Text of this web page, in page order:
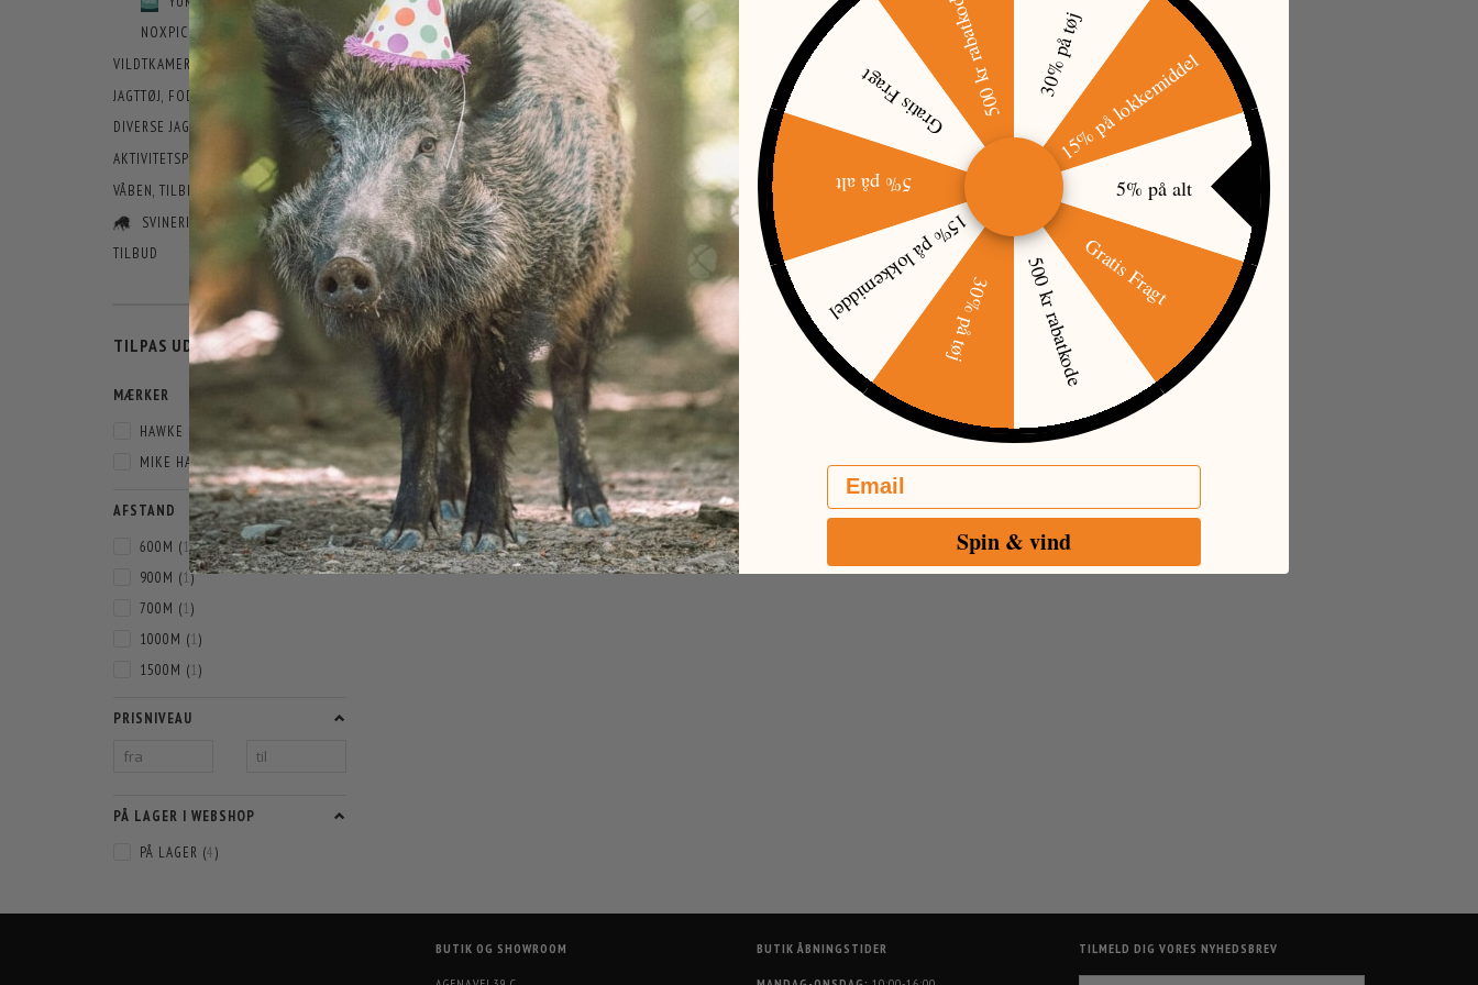
NOXPIC
VILDTKAMERA
JAGTTØJ, FODTØJ OG TILBEHØR
DIVERSE JAGTUDSTYR
AKTIVITETSPLADS
VÅBEN, TILBEHØR OG AMMUNITION
SVINERIET
TILBUD
TILPAS UDVALG
SKIFTE
MÆRKER
HAWKE
MIKE HAMMER(1)
AFSTAND
600M (1)
900M (1)
700M (1)
1000M (1)
1500M (1)
PRISNIVEAU
PÅ LAGER I WEBSHOP
PÅ LAGER (4)
SORTERING:
BUTIK OG SHOWROOM BUTIK ÅBNINGSTIDER TILMELD DIG VORES NYHEDSBREV
30% på tøj
15% på lokkemiddel
5% på alt
Gratis Fragt
500 kr rabatkode
30% på tøj
15% på lokkemiddel
5% på alt
Gratis Fragt500 kr rabatkode
Email
Spin & vind